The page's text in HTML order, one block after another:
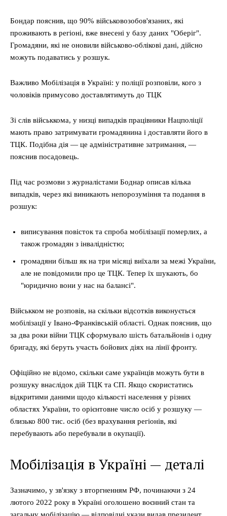
Бондар пояснив, що 90% військовозобов'язаних, які
проживають в регіоні, вже внесені у базу даних "Оберіг".
Громадяни, які не оновили військово-облікові дані, дійсно
можуть подаватись у розшук.
Важливо Мобілізація в Україні: у поліції розповіли, кого з
чоловіків примусово доставлятимуть до ТЦК
Зі слів військкома, у низці випадків працівники Нацполіції
мають право затримувати громадянина і доставляти його в
ТЦК. Подібна дія — це адміністративне затримання, —
пояснив посадовець.
Під час розмови з журналістами Боднар описав кілька
випадків, через які виникають непорозуміння та подання в
розшук:
виписування повісток та спроба мобілізації померлих, а
також громадян з інвалідністю;
громадяни більш як на три місяці виїхали за межі України,
але не повідомили про це ТЦК. Тепер їх шукають, бо
"юридично вони у нас на балансі".
Військком не розповів, на скільки відсотків виконується
мобілізації у Івано-Франківській області. Однак пояснив, що
за два роки війни ТЦК сформувало шість батальйонів і одну
бригаду, які беруть участь бойових діях на лінії фронту.
Офіційно не відомо, скільки саме українців можуть бути в
розшуку внаслідок дій ТЦК та СП. Якщо скористатись
відкритими даними щодо кількості населення у різних
областях України, то орієнтовне число осіб у розшуку —
близько 800 тис. осіб (без врахування регіонів, які
перебувають або перебували в окупації).
Мобілізація в Україні — деталі
Зазначимо, у зв'язку з вторгненням РФ, починаючи з 24
лютого 2022 року в Україні оголошено воєнний стан та